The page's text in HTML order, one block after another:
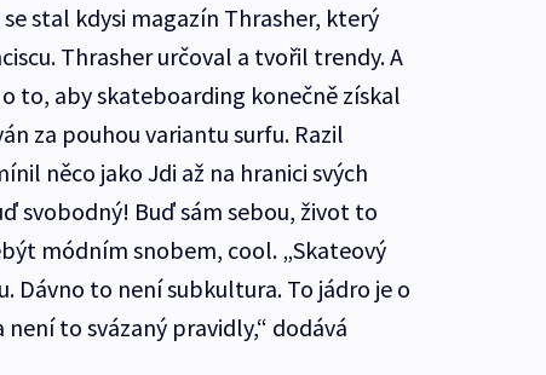
stal kdysi magazín Thrasher, který
Thrasher určoval a tvořil trendy. A
to, aby skateboarding konečně získal
za pouhou variantu surfu. Razil
něco jako Jdi až na hranici svých
svobodný! Buď sám sebou, život to
módním snobem, cool. „Skateový
Dávno to není subkultura. To jádro je o
to svázaný pravidly,“ dodává